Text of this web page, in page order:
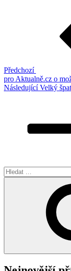
Předchozí
pro Aktualně.cz o
Následující
Následující Velký
Hledat: